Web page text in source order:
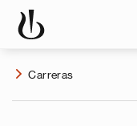
Carreras